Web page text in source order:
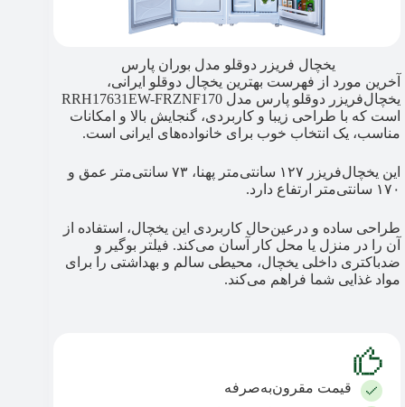
یخچال فریزر دوقلو مدل بوران پارس
آخرین مورد از فهرست بهترین یخچال دوقلو ایرانی،
یخچال‌فریزر دوقلو پارس مدل RRH17631EW-FRZNF170
است که با طراحی زیبا و کاربردی، گنجایش بالا و امکانات
مناسب، یک انتخاب خوب برای خانواده‌های ایرانی است.
این یخچال‌فریزر ۱۲۷ سانتی‌متر پهنا، ۷۳ سانتی‌متر عمق و
۱۷۰ سانتی‌متر ارتفاع دارد.
طراحی ساده و درعین‌حال کاربردی این یخچال، استفاده از
آن را در منزل یا محل کار آسان می‌کند. فیلتر بوگیر و
ضدباکتری داخلی یخچال، محیطی سالم و بهداشتی را برای
مواد غذایی شما فراهم می‌کند.
قیمت مقرون‌به‌صرفه